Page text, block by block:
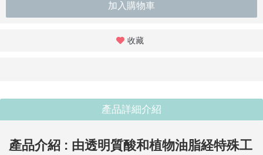
加入購物車
收藏
產品詳細介紹
產品介紹 : 由透明質酸和植物油脂経特殊工